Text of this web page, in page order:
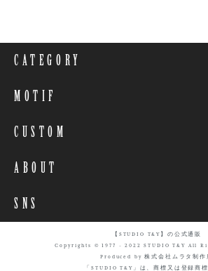
CATEGORY
MOTIF
CUSTOM
ABOUT
SNS
【STUDIO T&Y】の公式通販
Copyrights © 1977 - 2022 STUDIO T&Y All
Produced by 株式会社ムラタ制作
「STUDIO T&Y」は、商標又は登録商標